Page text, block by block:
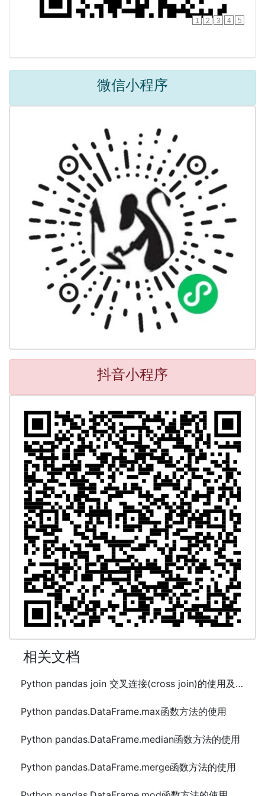
1 2 3 4 5
微信小程序
抖音小程序
相关文档
Python pandas join 交叉连接(cross join)的使用及示例代码
Python pandas.DataFrame.max函数方法的使用
Python pandas.DataFrame.median函数方法的使用
Python pandas.DataFrame.merge函数方法的使用